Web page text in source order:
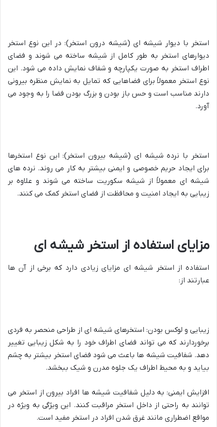
استخر با دیوار شیشه ای (شیشه درون استخر): در این نوع استخر
دیوارهای استخر به طور کامل از شیشه ساخته می شوند و فضای
اطراف استخر به صورت یکپارچه و شفاف نمایش داده می شود. این
نوع استخر معمولاً برای فضاهایی که تمایل به نمایش منظره بیرونی
دارند مناسب است و حس باز بودن و بزرگ بودن فضا را به وجود می
آورد.
استخر با نرده شیشه ای (شیشه بیرون استخر): این نوع استخرها
برای ایجاد حریم خصوصی و ایمنی بیشتر به کار می روند. نرده های
شیشه ای معمولاً از شیشه سکوریت ساخته می شوند و علاوه بر
زیبایی به ایجاد امنیت و محافظت از فضای استخر کمک می کنند.
مزایای استفاده از استخر شیشه ای
استفاده از استخر شیشه ای مزایای زیادی دارد که برخی از آن ها
عبارتند از:
زیبایی و لوکس بودن: استخرهای شیشه ای از طراحی منحصر به فردی
برخوردارند که می تواند فضای اطراف خود را به شکل زیبایی تغییر
دهد. شفافیت شیشه ها باعث می شود فضای استخر بیشتر به چشم
بیاید و به محیط اطراف یک جلوه مدرن و شیک ببخشد.
افزایش ایمنی: به دلیل شفافیت شیشه ها افراد بیرون از استخر می
توانند به راحتی از داخل استخر مراقبت کنند. این ویژگی به ویژه در
مواقع اضطراری مانند غرق شدن افراد در استخر مفید است.